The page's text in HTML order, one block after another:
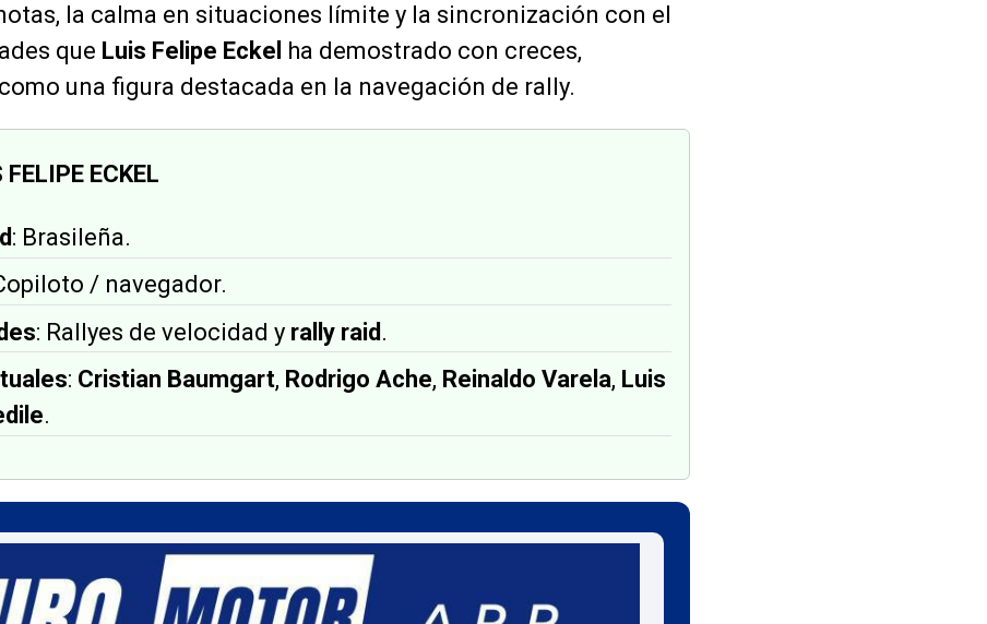
la calma en situaciones límite y la sincronización con el
que Luis Felipe Eckel ha demostrado con creces,
una figura destacada en la navegación de rally.
FELIPE ECKEL
: Brasileña.
/ navegador.
: Rallyes de velocidad y rally raid .
: Cristian Baumgart, Rodrigo Ache, Reinaldo Varela, Luis
.